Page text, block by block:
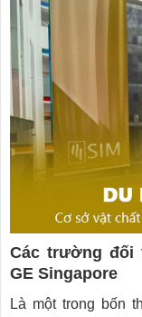
Các trường đối
GE Singapore
Là một trong bốn